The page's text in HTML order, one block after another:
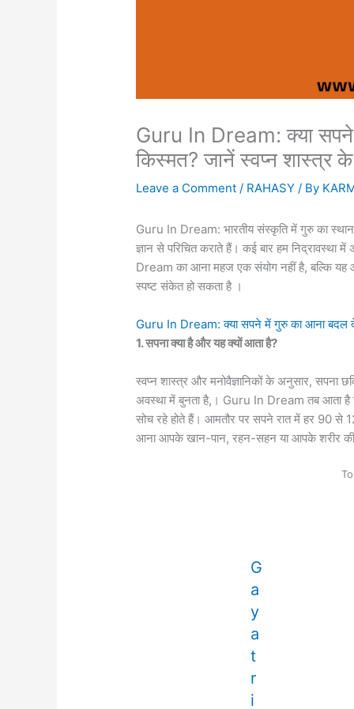
Guru In Dream: क्या
किस्मत? जानें स्वप्न शास्त्र
Leave a Comment / RAHASY / By
Guru In Dream: भारतीय संस्कृति में गुरु का स्थान
ज्ञान से परिचित कराते हैं। कई बार हम
Dream का आना महज एक संयोग नहीं है, बल्कि यह
स्पष्ट संकेत हो सकता है ।
Guru In Dream: क्या सपने में गुरु का आना बदल
1. सपना क्या है और यह क्यों आता है?
स्वप्न शास्त्र और मनोवैज्ञानिकों के अनुसार, सपना
अवस्था में बुनता है,। Guru In Dream तब आता है
सोच रहे होते हैं। आमतौर पर सपने रात में हर 90
आना आपके खान-पान, रहन-सहन या आपके शरीर की
G
a
y
a
t
r
i